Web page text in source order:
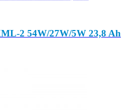
2 54W/27W/5W 23,8 Ah